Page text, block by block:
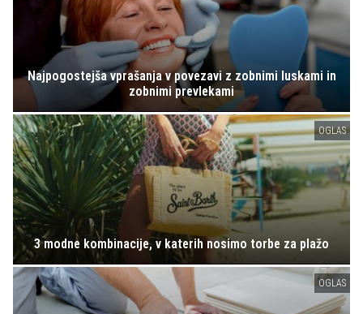
Najpogostejša vprašanja v povezavi z zobnimi luskami in
zobnimi prevlekami
OGLAS
3 modne kombinacije, v katerih nosimo torbe za plažo
OGLAS